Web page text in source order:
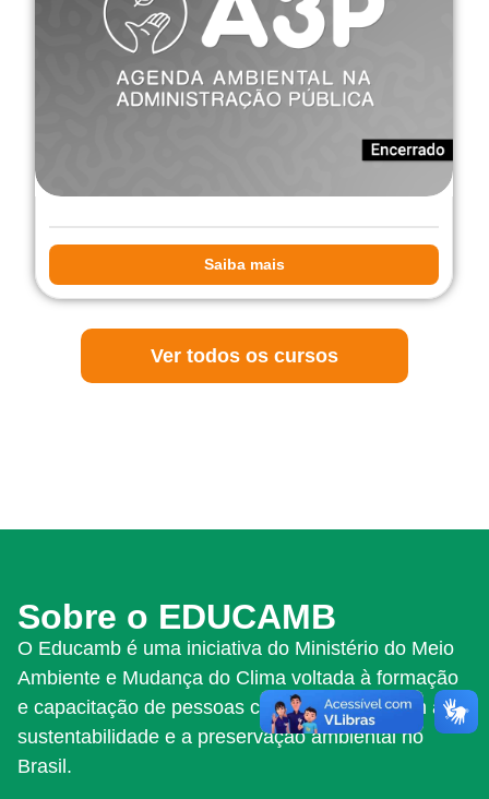
Saiba mais
Ver todos os cursos
Sobre o EDUCAMB
O Educamb é uma iniciativa do Ministério do Meio
Ambiente e Mudança do Clima voltada à formação
e capacitação de pessoas comprometidas com a
sustentabilidade e a preservação ambiental no
Brasil.